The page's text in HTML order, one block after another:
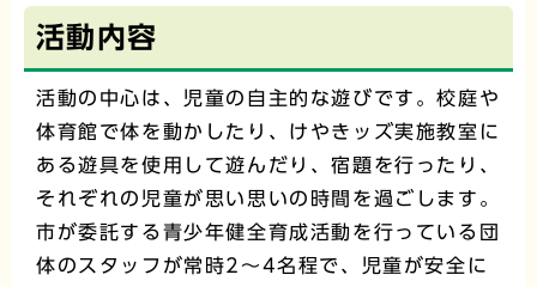
活動内容
活動の中心は、児童の自主的な遊びです。校庭や
体育館で体を動かしたり、けやきッズ実施教室に
ある遊具を使用して遊んだり、宿題を行ったり、
それぞれの児童が思い思いの時間を過ごします。
市が委託する青少年健全育成活動を行っている団
体のスタッフが常時2～4名程で、児童が安全に